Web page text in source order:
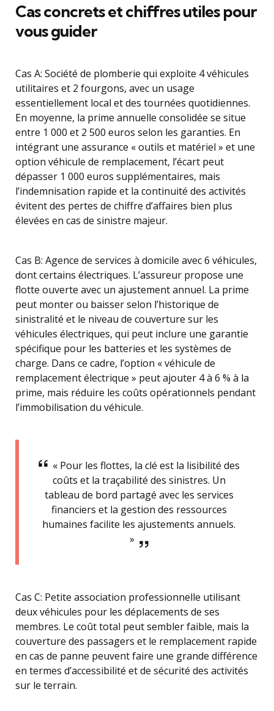
Cas concrets et chiffres utiles pour
vous guider
Cas A: Société de plomberie qui exploite 4 véhicules
utilitaires et 2 fourgons, avec un usage
essentiellement local et des tournées quotidiennes.
En moyenne, la prime annuelle consolidée se situe
entre 1 000 et 2 500 euros selon les garanties. En
intégrant une assurance « outils et matériel » et une
option véhicule de remplacement, l’écart peut
dépasser 1 000 euros supplémentaires, mais
l’indemnisation rapide et la continuité des activités
évitent des pertes de chiffre d’affaires bien plus
élevées en cas de sinistre majeur.
Cas B: Agence de services à domicile avec 6 véhicules,
dont certains électriques. L’assureur propose une
flotte ouverte avec un ajustement annuel. La prime
peut monter ou baisser selon l’historique de
sinistralité et le niveau de couverture sur les
véhicules électriques, qui peut inclure une garantie
spécifique pour les batteries et les systèmes de
charge. Dans ce cadre, l’option « véhicule de
remplacement électrique » peut ajouter 4 à 6 % à la
prime, mais réduire les coûts opérationnels pendant
l’immobilisation du véhicule.
« Pour les flottes, la clé est la lisibilité des
coûts et la traçabilité des sinistres. Un
tableau de bord partagé avec les services
financiers et la gestion des ressources
humaines facilite les ajustements annuels.
»
Cas C: Petite association professionnelle utilisant
deux véhicules pour les déplacements de ses
membres. Le coût total peut sembler faible, mais la
couverture des passagers et le remplacement rapide
en cas de panne peuvent faire une grande différence
en termes d’accessibilité et de sécurité des activités
sur le terrain.